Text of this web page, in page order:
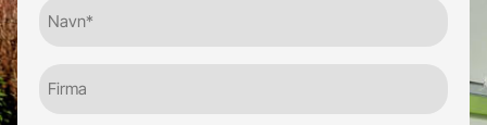
(Required)